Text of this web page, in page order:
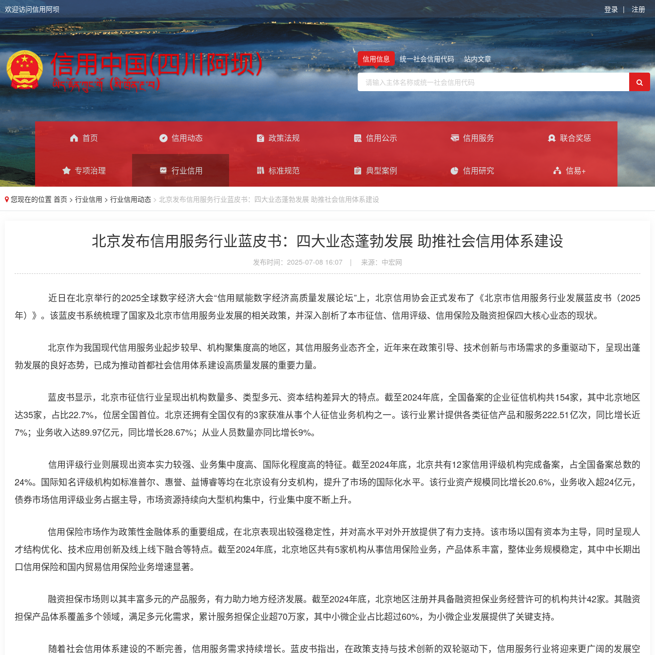
登录 | 注册
欢迎访问信用阿坝
信用信息 统一社会信用代码 站内文章
首页 信用动态 政策法规 信用公示 信用服务 联合奖惩
专项治理 行业信用 标准规范 典型案例 信用研究 信易+
您现在的位置 首页 > 行业信用 > 行业信用动态 > 北京发布信用服务行业蓝皮书：四大业态蓬勃发展 助推社会信用体系建设
北京发布信用服务行业蓝皮书：四大业态蓬勃发展 助推社会信用体系建设
发布时间：2025-07-08 16:07 | 来源：中宏网
近日在北京举行的2025全球数字经济大会“信用赋能数字经济高质量发展论坛”上，北京信用协会正式发布了《北京市信用服务行业发展蓝皮书（2025
年）》。该蓝皮书系统梳理了国家及北京市信用服务业发展的相关政策，并深入剖析了本市征信、信用评级、信用保险及融资担保四大核心业态的现状。
北京作为我国现代信用服务业起步较早、机构聚集度高的地区，其信用服务业态齐全，近年来在政策引导、技术创新与市场需求的多重驱动下，呈现出蓬
勃发展的良好态势，已成为推动首都社会信用体系建设高质量发展的重要力量。
蓝皮书显示，北京市征信行业呈现出机构数量多、类型多元、资本结构差异大的特点。截至2024年底，全国备案的企业征信机构共154家，其中北京地区
达35家，占比22.7%，位居全国首位。北京还拥有全国仅有的3家获准从事个人征信业务机构之一。该行业累计提供各类征信产品和服务222.51亿次，同比增长近
7%；业务收入达89.97亿元，同比增长28.67%；从业人员数量亦同比增长9%。
信用评级行业则展现出资本实力较强、业务集中度高、国际化程度高的特征。截至2024年底，北京共有12家信用评级机构完成备案，占全国备案总数的
24%。国际知名评级机构如标准普尔、惠誉、益博睿等均在北京设有分支机构，提升了市场的国际化水平。该行业资产规模同比增长20.6%，业务收入超24亿元，
债券市场信用评级业务占据主导，市场资源持续向大型机构集中，行业集中度不断上升。
信用保险市场作为政策性金融体系的重要组成，在北京表现出较强稳定性，并对高水平对外开放提供了有力支持。该市场以国有资本为主导，同时呈现人
才结构优化、技术应用创新及线上线下融合等特点。截至2024年底，北京地区共有5家机构从事信用保险业务，产品体系丰富，整体业务规模稳定，其中中长期出
口信用保险和国内贸易信用保险业务增速显著。
融资担保市场则以其丰富多元的产品服务，有力助力地方经济发展。截至2024年底，北京地区注册并具备融资担保业务经营许可的机构共计42家。其融资
担保产品体系覆盖多个领域，满足多元化需求，累计服务担保企业超70万家，其中小微企业占比超过60%，为小微企业发展提供了关键支持。
随着社会信用体系建设的不断完善，信用服务需求持续增长。蓝皮书指出，在政策支持与技术创新的双轮驱动下，信用服务行业将迎来更广阔的发展空